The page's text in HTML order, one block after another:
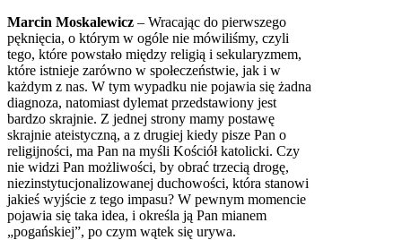
Marcin Moskalewicz – Wracając do pierwszego
pęknięcia, o którym w ogóle nie mówiliśmy, czyli
tego, które powstało między religią i sekularyzmem,
które istnieje zarówno w społeczeństwie, jak i w
każdym z nas. W tym wypadku nie pojawia się żadna
diagnoza, natomiast dylemat przedstawiony jest
bardzo skrajnie. Z jednej strony mamy postawę
skrajnie ateistyczną, a z drugiej kiedy pisze Pan o
religijności, ma Pan na myśli Kościół katolicki. Czy
nie widzi Pan możliwości, by obrać trzecią drogę,
niezinstytucjonalizowanej duchowości, która stanowi
jakieś wyjście z tego impasu? W pewnym momencie
pojawia się taka idea, i określa ją Pan mianem
„pogańskiej”, po czym wątek się urywa.